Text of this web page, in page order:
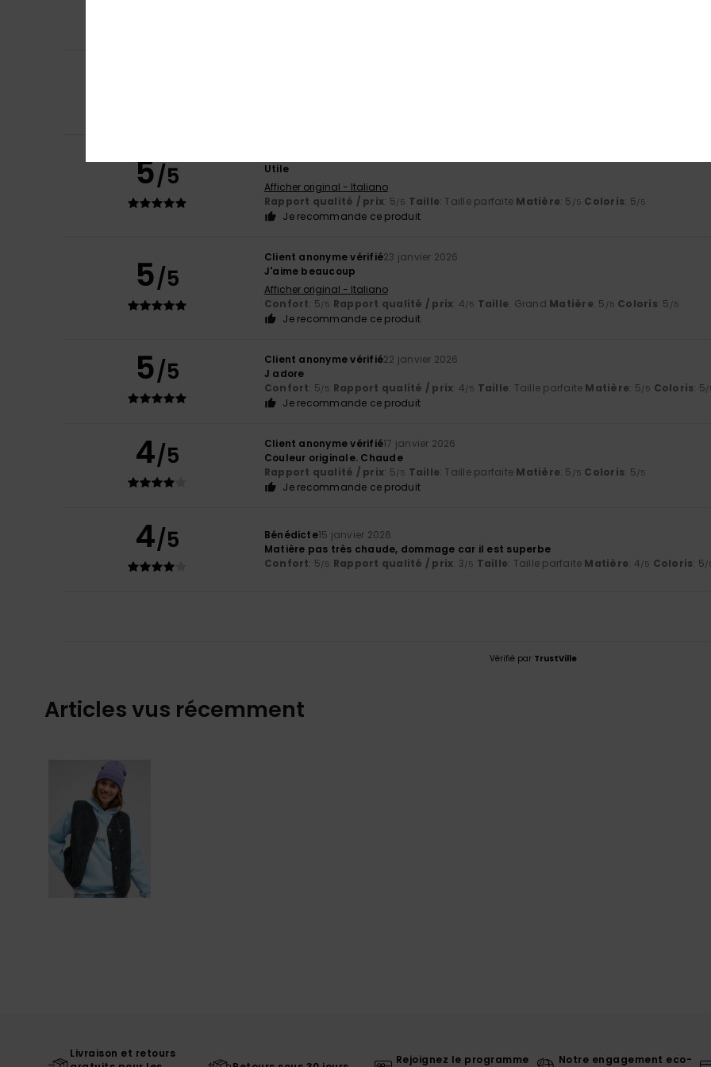
5/5
Utile
Afficher original - Italiano
Rapport qualité / prix: 5/5 Taille: Taille parfaite Matière: 5 /5 Coloris: 5/5
Je recommande ce produit
5/5
Client anonyme vérifié23 janvier 2026
J'aime beaucoup
Afficher original - Italiano
Confort: 5/5 Rapport qualité / prix: 4/5 Taille: Grand Matière: 5 /5 Coloris: 5 /5
Je recommande ce produit
5/5 Client anonyme vérifié22 janvier 2026
J adore
Confort: 5/5 Rapport qualité / prix: 4/5 Taille: Taille parfaite Matière: 5/5 Coloris: 5/
Je recommande ce produit
4/5 Client anonyme vérifié17 janvier 2026
Couleur originale. Chaude
Rapport qualité / prix: 5/5 Taille: Taille parfaite Matière: 5 /5 Coloris: 5/5
Je recommande ce produit
4/5 Bénédicte15 janvier 2026
Matière pas très chaude, dommage car il est superbe
Confort: 5/5 Rapport qualité / prix: 3/5 Taille: Taille parfaite Matière: 4/5 Coloris: 5/
Vérifié par TrustVille
Articles vus récemment
Livraison et retours
Rejoignez le programme
Notre engagement eco-